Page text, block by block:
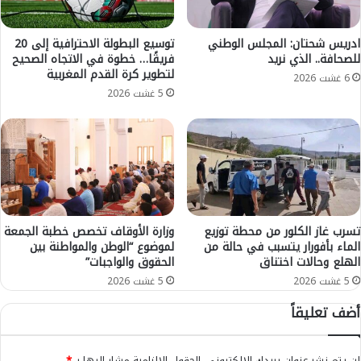
أ
ص
ي
ب
ب
ا
ة
ش
ر
ط
ي
-
ا
ل
ف
ص
ع
ي
ة
ب
ج
ع
أ
ف
و
ر
ا
ر
ي
س
ن
ف
ادريس شحتان: المجلس الوطني
للصحافة.. الذي نريد
6 غشت 2026
توسيع البطولة الاحترافية إلى 20
فريقًا… خطوة في الاتجاه الصحيح
لتطوير كرة القدم المغربية
5 غشت 2026
تسرب غاز الكلور من محطة توزيع
الماء بأفورار يتسبب في حالة من
الهلع وحالات اختناق
5 غشت 2026
وزارة الأوقاف تخصص خطبة الجمعة
لموضوع “الوطن والمواطنة بين
الحقوق والواجبات”
5 غشت 2026
أضف تعليقاً